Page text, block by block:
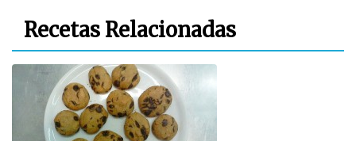
Recetas Relacionadas